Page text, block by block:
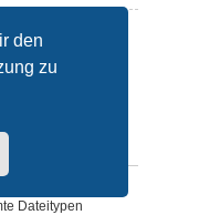
den
zu
möchtest, so
„Einstieg“ –
Dateitypen